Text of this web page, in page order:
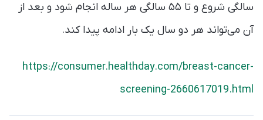
سالگی شروع و تا ۵۵ سالگی هر ساله انجام شود و بعد از
آن می‌تواند هر دو سال یک بار ادامه پیدا کند.
https://consumer.healthday.com/breast-cancer-
screening-2660617019.html